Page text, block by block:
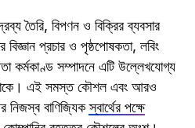
তৈরি, বিপণন ও বিক্রির ব্যবসার
প্রচার ও পৃষ্ঠপোষকতা, লবিং
কর্মকাণ্ড সম্পাদনে এটি উল্লেখযোগ্য
এই সমস্ত কৌশল এবং আরও
নিজস্ব বাণিজ্যিকস্বার্থের পক্ষে